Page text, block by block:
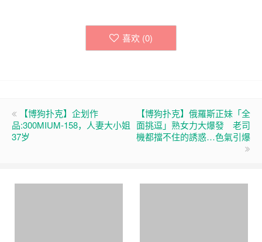
喜欢 (0)
【博狗扑克】企划作
品:300MIUM-158，人妻大小姐
37岁
【博狗扑克】俄羅斯正妹「全
面挑逗」熟女力大爆發 老司
機都擋不住的誘惑…色氣引爆